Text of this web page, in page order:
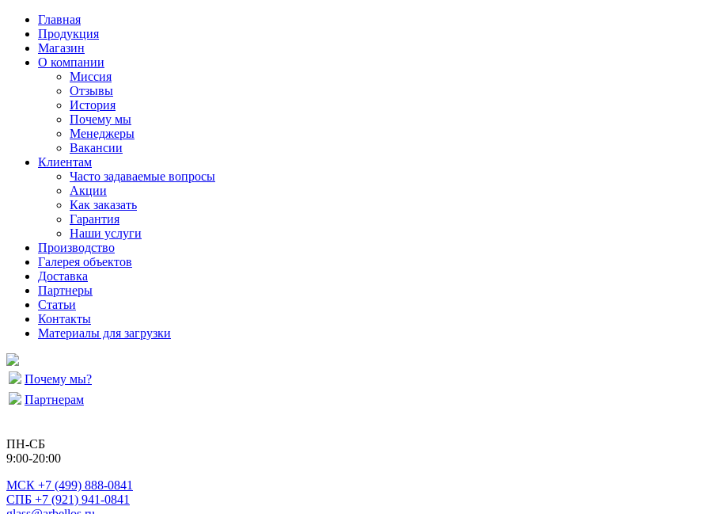
Главная
Продукция
Магазин
О компании
Миссия
Отзывы
История
Почему мы
Менеджеры
Вакансии
Клиентам
Часто задаваемые вопросы
Акции
Как заказать
Гарантия
Наши услуги
Производство
Галерея объектов
Доставка
Партнеры
Статьи
Контакты
Материалы для загрузки
Почему мы?
Партнерам
ПН-СБ
9:00-20:00
МСК +7 (499) 888-0841
СПБ +7 (921) 941-0841